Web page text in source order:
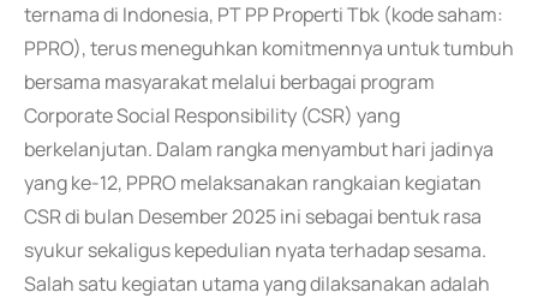
ternama di Indonesia, PT PP Properti Tbk (kode saham:
PPRO), terus meneguhkan komitmennya untuk tumbuh
bersama masyarakat melalui berbagai program
Corporate Social Responsibility (CSR) yang
berkelanjutan. Dalam rangka menyambut hari jadinya
yang ke-12, PPRO melaksanakan rangkaian kegiatan
CSR di bulan Desember 2025 ini sebagai bentuk rasa
syukur sekaligus kepedulian nyata terhadap sesama.
Salah satu kegiatan utama yang dilaksanakan adalah